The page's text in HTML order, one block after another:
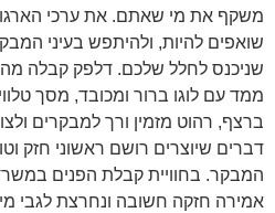
משקף את מי שאתם. את ערכי
שואפים להיות, ולהיתפש בעיני
שניכנס לחלל שלכם. דלפק קבלה
ממד עם לוגו ברור ומכובד, מסך
ברצף, רהוט מזמין ורך למבקרים
דברים שיוצרים רושם ראשוני חזק
המבקר. בחוויית קבלת הפנים
אמירה חזקה חשובה ונחרצת לגבי